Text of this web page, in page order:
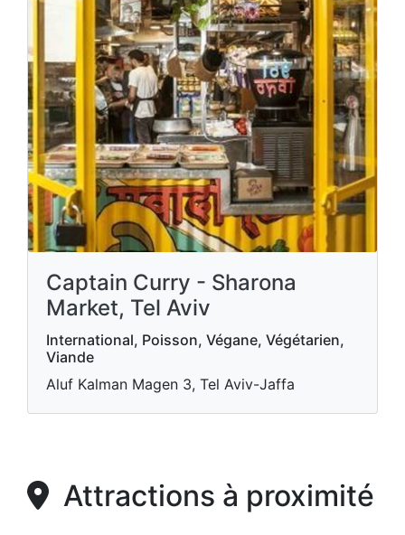
Captain Curry - Sharona
Market, Tel Aviv
International, Poisson, Végane, Végétarien,
Viande
Aluf Kalman Magen 3, Tel Aviv-Jaffa
Attractions à proximité